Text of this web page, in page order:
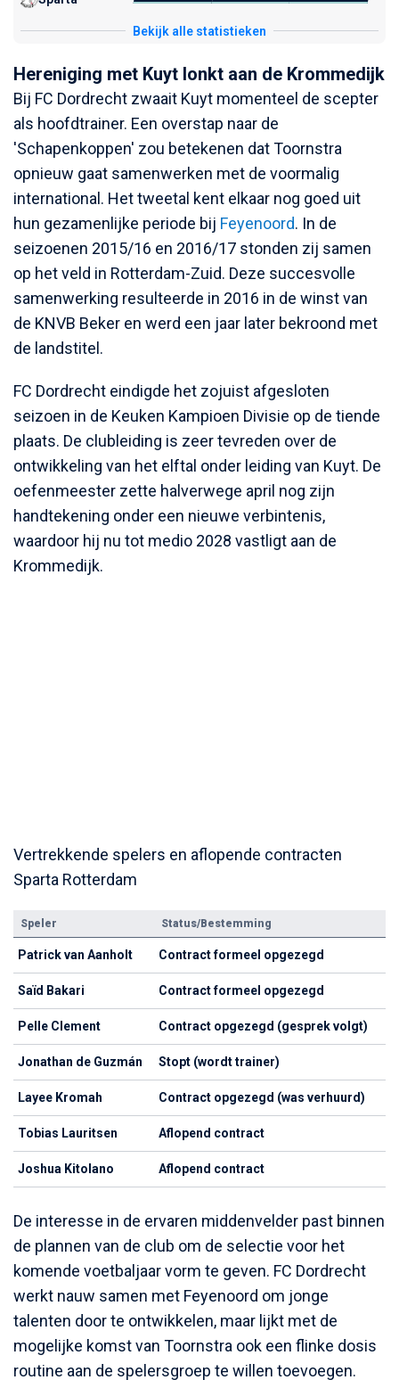
Bekijk alle statistieken
Hereniging met Kuyt lonkt aan de Krommedijk
Bij FC Dordrecht zwaait Kuyt momenteel de scepter
als hoofdtrainer. Een overstap naar de
'Schapenkoppen' zou betekenen dat Toornstra
opnieuw gaat samenwerken met de voormalig
international. Het tweetal kent elkaar nog goed uit
hun gezamenlijke periode bij Feyenoord. In de
seizoenen 2015/16 en 2016/17 stonden zij samen
op het veld in Rotterdam-Zuid. Deze succesvolle
samenwerking resulteerde in 2016 in de winst van
de KNVB Beker en werd een jaar later bekroond met
de landstitel.
FC Dordrecht eindigde het zojuist afgesloten
seizoen in de Keuken Kampioen Divisie op de tiende
plaats. De clubleiding is zeer tevreden over de
ontwikkeling van het elftal onder leiding van Kuyt. De
oefenmeester zette halverwege april nog zijn
handtekening onder een nieuwe verbintenis,
waardoor hij nu tot medio 2028 vastligt aan de
Krommedijk.
Vertrekkende spelers en aflopende contracten
Sparta Rotterdam
Speler Status/Bestemming
Patrick van Aanholt Contract formeel opgezegd
Saïd Bakari Contract formeel opgezegd
Pelle Clement Contract opgezegd (gesprek volgt)
Jonathan de Guzmán Stopt (wordt trainer)
Layee Kromah Contract opgezegd (was verhuurd)
Tobias Lauritsen Aflopend contract
Joshua Kitolano Aflopend contract
De interesse in de ervaren middenvelder past binnen
de plannen van de club om de selectie voor het
komende voetbaljaar vorm te geven. FC Dordrecht
werkt nauw samen met Feyenoord om jonge
talenten door te ontwikkelen, maar lijkt met de
mogelijke komst van Toornstra ook een flinke dosis
routine aan de spelersgroep te willen toevoegen.